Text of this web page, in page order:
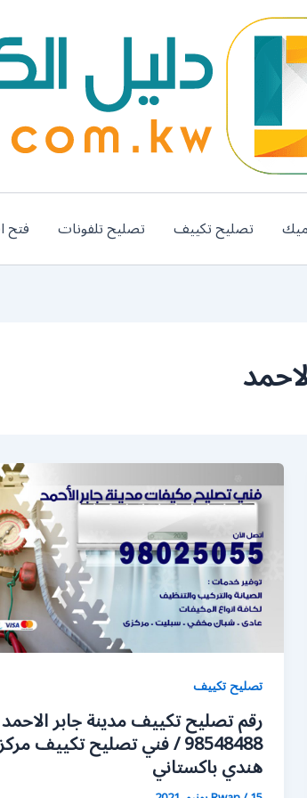
تصليح تكييف تصليح تلفونات فتح
تصليح تكييف
رقم تصليح تكييف مدينة جابر
98548488 / فني تصليح تكييف
هندي باكستاني